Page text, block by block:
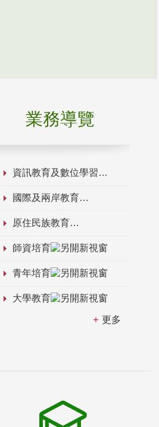
業務導覽
資訊教育及數位學習
國際及兩岸教育
原住民族教育
師資培育
青年培育
大學教育
更多